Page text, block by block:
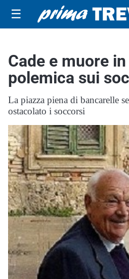
☰
Cade e muore
polemica sui
La piazza piena di bancarelle
ostacolato i soccorsi